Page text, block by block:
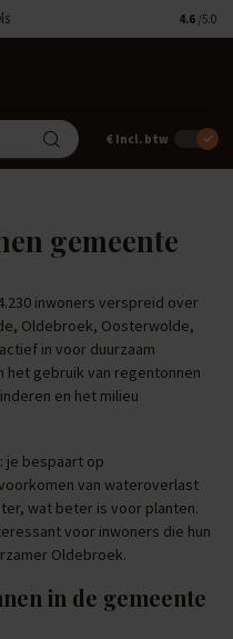
4.6 /5.0
€ Incl. btw
gemeente
inwoners verspreid over
Oldebroek, Oosterwolde,
in voor duurzaam
het gebruik van regentonnen
en het milieu
je bespaart op
van wateroverlast
wat beter is voor planten.
voor inwoners die hun
Oldebroek.
in de gemeente